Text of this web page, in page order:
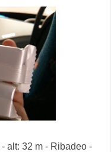
alt: 32 m - Ribadeo -